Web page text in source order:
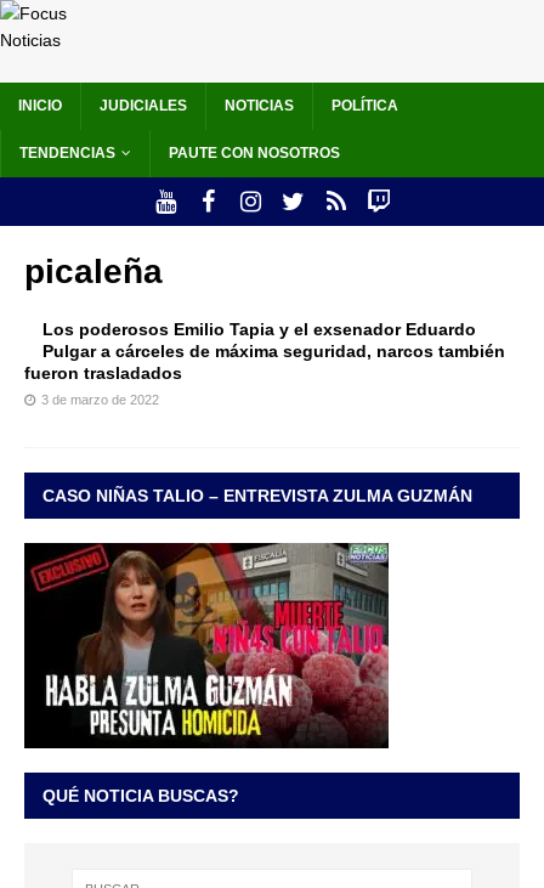
INICIO JUDICIALES NOTICIAS POLÍTICA
TENDENCIAS PAUTE CON NOSOTROS
picaleña
Los poderosos Emilio Tapia y el exsenador Eduardo
Pulgar a cárceles de máxima seguridad, narcos también
fueron trasladados
3 de marzo de 2022
CASO NIÑAS TALIO – ENTREVISTA ZULMA GUZMÁN
QUÉ NOTICIA BUSCAS?